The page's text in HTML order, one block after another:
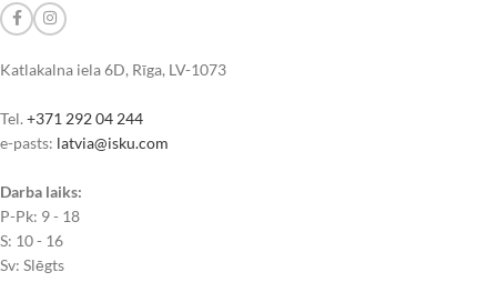
Katlakalna iela 6D, Rīga, LV-1073
Tel. +371 292 04 244
e-pasts: latvia@isku.com
Darba laiks:
P-Pk: 9 - 18
S: 10 - 16
Sv: Slēgts